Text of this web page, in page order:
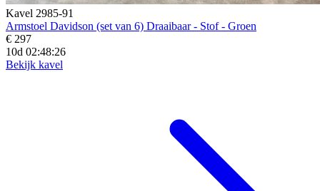
Kavel 2985-91
Armstoel Davidson (set van 6) Draaibaar - Stof - Groen
€ 297
10d 02:48:24
Bekijk kavel